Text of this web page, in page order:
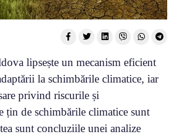
lipsește un mecanism eficient
la schimbările climatice, iar
privind riscurile și
țin de schimbările climatice sunt
sunt concluziile unei analize